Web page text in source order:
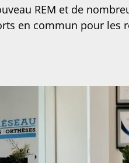
REM et de
en commun pour les